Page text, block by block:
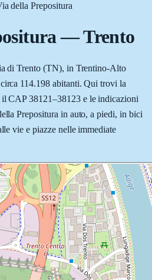
della Prepositura
—Trento
di Trento (TN), in Trentino-Alto
114.198 abitanti. Qui trovi la
il CAP 38121–38123 e le indicazioni
Prepositura in auto, a piedi, in bici
vie e piazze nelle immediate